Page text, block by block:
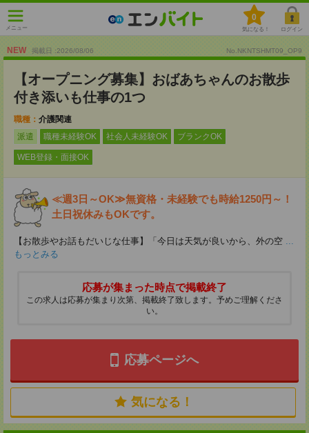
メニュー
0
気になる！ ログイン
NEW 掲載日 :2026/08/06 No.NKNTSHMT09_OP9
【オープニング募集】おばあちゃんのお散歩
付き添いも仕事の1つ
職種： 介護関連
派遣
職種未経験OK 社会人未経験OK ブランクOK
WEB登録・面接OK
≪週3日～OK≫無資格・未経験でも時給1250円～！
土日祝休みもOKです。
【お散歩やお話もだいじな仕事】「今日は天気が良いから、外の空 ...
もっとみる
応募が集まった時点で掲載終了
この求人は応募が集まり次第、掲載終了致します。予めご理解くださ
い。
応募ページへ
気になる！